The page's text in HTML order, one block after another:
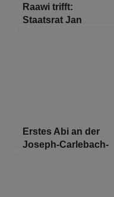
Raawi trifft:
Staatsrat Jan
Erstes Abi an der
Joseph-Carlebach-